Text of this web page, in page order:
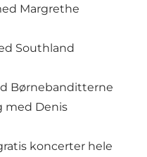
Margrethe
Southland
Børnebanditterne
med Denis
koncerter hele